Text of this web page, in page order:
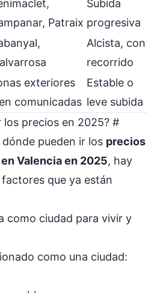
Patraix
Subida
progresiva
Alcista, con
recorrido
exteriores
comunicadas
Estable o
leve subida
los precios en 2025? #
pueden ir los precios
Valencia en 2025, hay
que ya están
como ciudad para vivir y
como una ciudad: